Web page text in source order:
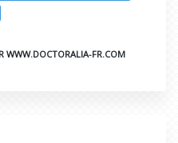
WWW.DOCTORALIA-FR.COM